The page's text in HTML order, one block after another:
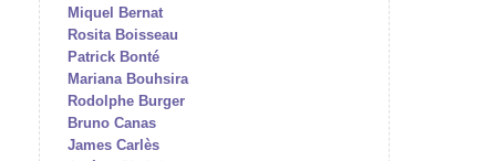
Miquel Bernat
Rosita Boisseau
Patrick Bonté
Mariana Bouhsira
Rodolphe Burger
Bruno Canas
James Carlès